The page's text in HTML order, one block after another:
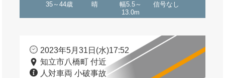
35～44歳 晴
幅5.5～
13.0m
信号なし
2023年5月31日(水)17:52
知立市八橋町 付近
人対車両 小破事故